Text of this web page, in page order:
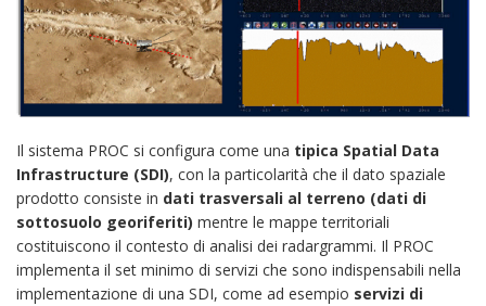
Il sistema PROC si configura come una tipica Spatial Data
Infrastructure (SDI), con la particolarità che il dato spaziale
prodotto consiste in dati trasversali al terreno (dati di
sottosuolo georiferiti) mentre le mappe territoriali
costituiscono il contesto di analisi dei radargrammi. Il PROC
implementa il set minimo di servizi che sono indispensabili nella
implementazione di una SDI, come ad esempio servizi di